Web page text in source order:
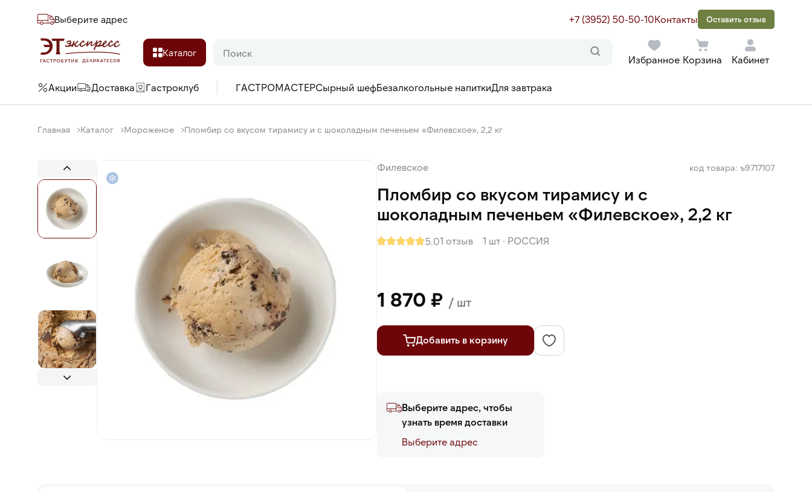
Выберите адреc +7 (3952) 50-50-10Контакты Оставить отзыв
Каталог
Избранное Корзина Кабинет
Акции Доставка Гастроклуб ГАСТРОМАСТЕРСырный шефБезалкогольные напиткиДля завтрака
Главная Каталог Мороженое Пломбир со вкусом тирамису и с шоколадным печеньем «Филевское», 2,2 кг
Филевское код товара: ъ9717107
Пломбир со вкусом тирамису и с
шоколадным печеньем «Филевское», 2,2 кг
5.01 отзыв 1 шт · РОССИЯ
1 870 ₽ / шт
Добавить в корзину
Выберите адрес, чтобы
узнать время доставки
Выберите адреc